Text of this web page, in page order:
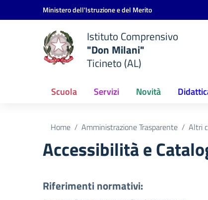
Vai ai contenuti
Vai al menu di navigazioneMinistero dell'Istruzione e del Merito
Istituto Comprensivo
"Don Milani"
Ticineto (AL)
Scuola Servizi Novità
Home Amministrazione Trasparente Altri
Accessibilità e
Riferimenti normativi: